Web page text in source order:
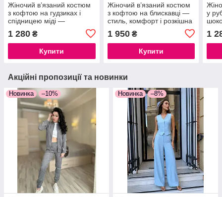
Жіночий в’язаний костюм
з кофтою на гудзиках і
спідницею міді —
елегантний, трикотажний,
Туреччина
1 280 ₴
Купити
Жіночий в’язаний костюм
з кофтою на блискавці —
стиль, комфорт і розкішна
простота у кожному русі
Осінь/Зима 2025
1 950₴
Купити
у
1
Акційні пропозиції та новинки
Новинка –10% Новинка –8%